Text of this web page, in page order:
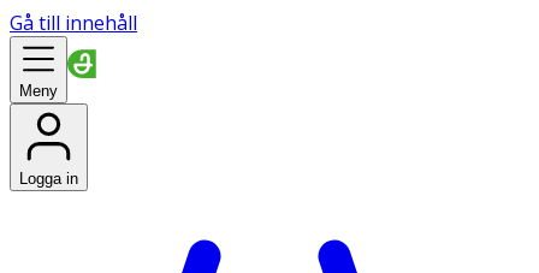
Gå till innehåll
Meny
Logga in